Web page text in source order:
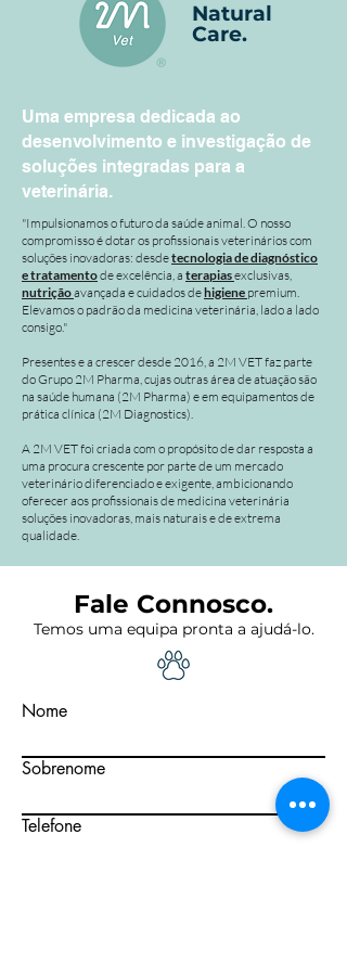
Natural
Care.
Uma empresa dedicada ao
desenvolvimento e investigação de
soluções integradas para a
veterinária.
"Impulsionamos o futuro da saúde animal. O nosso
compromisso é dotar os profissionais veterinários com
soluções inovadoras: desdetecnologia de diagnóstico
e tratamentode excelência, a terapiasexclusivas,
nutriçãoavançada e cuidados dehigiene premium.
Elevamos o padrão da medicina veterinária, lado a lado
consigo."
Presentes e a crescer desde 2016, a 2M VET faz parte
do Grupo 2M Pharma, cujas outras área de atuação são
na saúde humana (2M Pharma) e em equipamentos de
prática clínica (2M Diagnostics).
A 2M VET foi criada com o propósito de dar resposta a
uma procura crescente por parte de um mercado
veterinário diferenciado e exigente, ambicionando
oferecer aos profissionais de medicina veterinária
soluções inovadoras, mais naturais e de extrema
qualidade.
Fale Connosco.
Temos uma equipa pronta a ajudá-lo.
Nome
Sobrenome
Telefone